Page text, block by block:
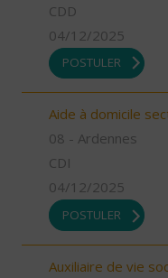
CDD
04/12/2025
POSTULER
Aide à domicile
08 - Ardennes
CDI
04/12/2025
POSTULER
Auxiliaire de vie